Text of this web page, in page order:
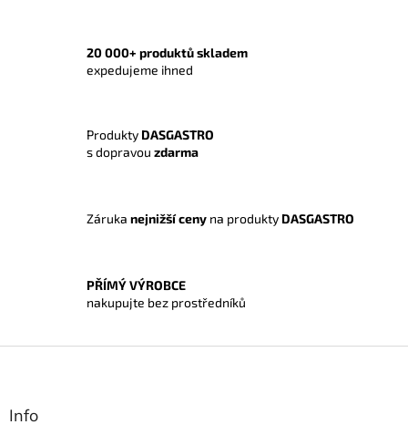
20 000+ produktů skladem
expedujeme ihned
Produkty DASGASTRO
s dopravou zdarma
Záruka nejnižší ceny na produkty DASGASTRO
PŘÍMÝ VÝROBCE
nakupujte bez prostředníků
Z
Info